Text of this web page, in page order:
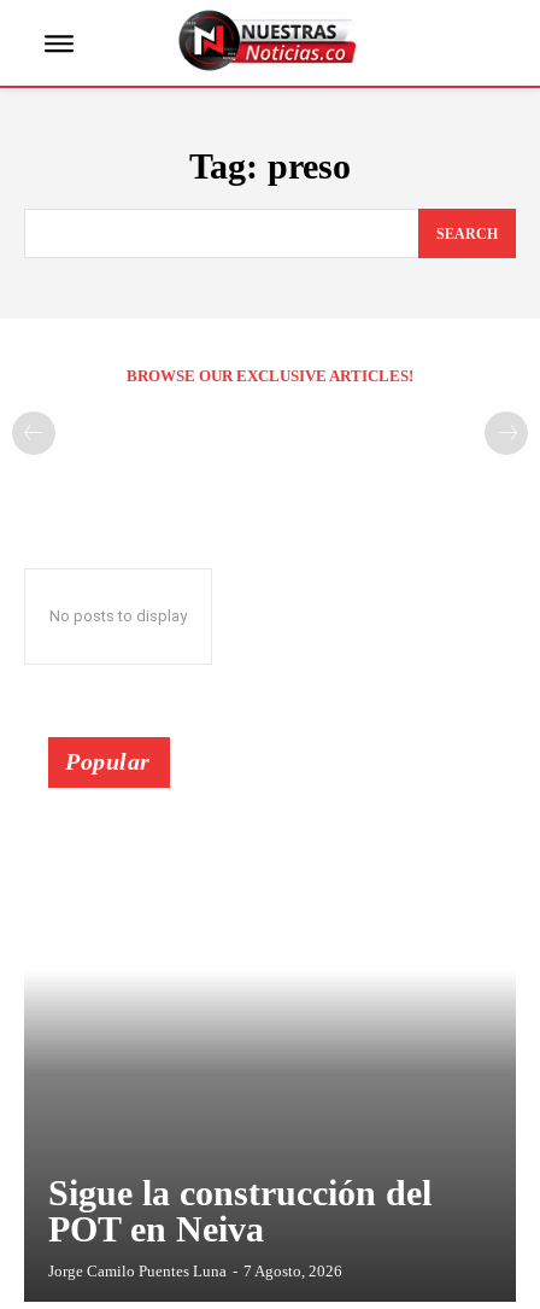
Tag: preso
SEARCH
BROWSE OUR EXCLUSIVE ARTICLES!
No posts to display
Popular
Sigue la construcción del
POT en Neiva
Jorge Camilo Puentes Luna - 7 Agosto, 2026